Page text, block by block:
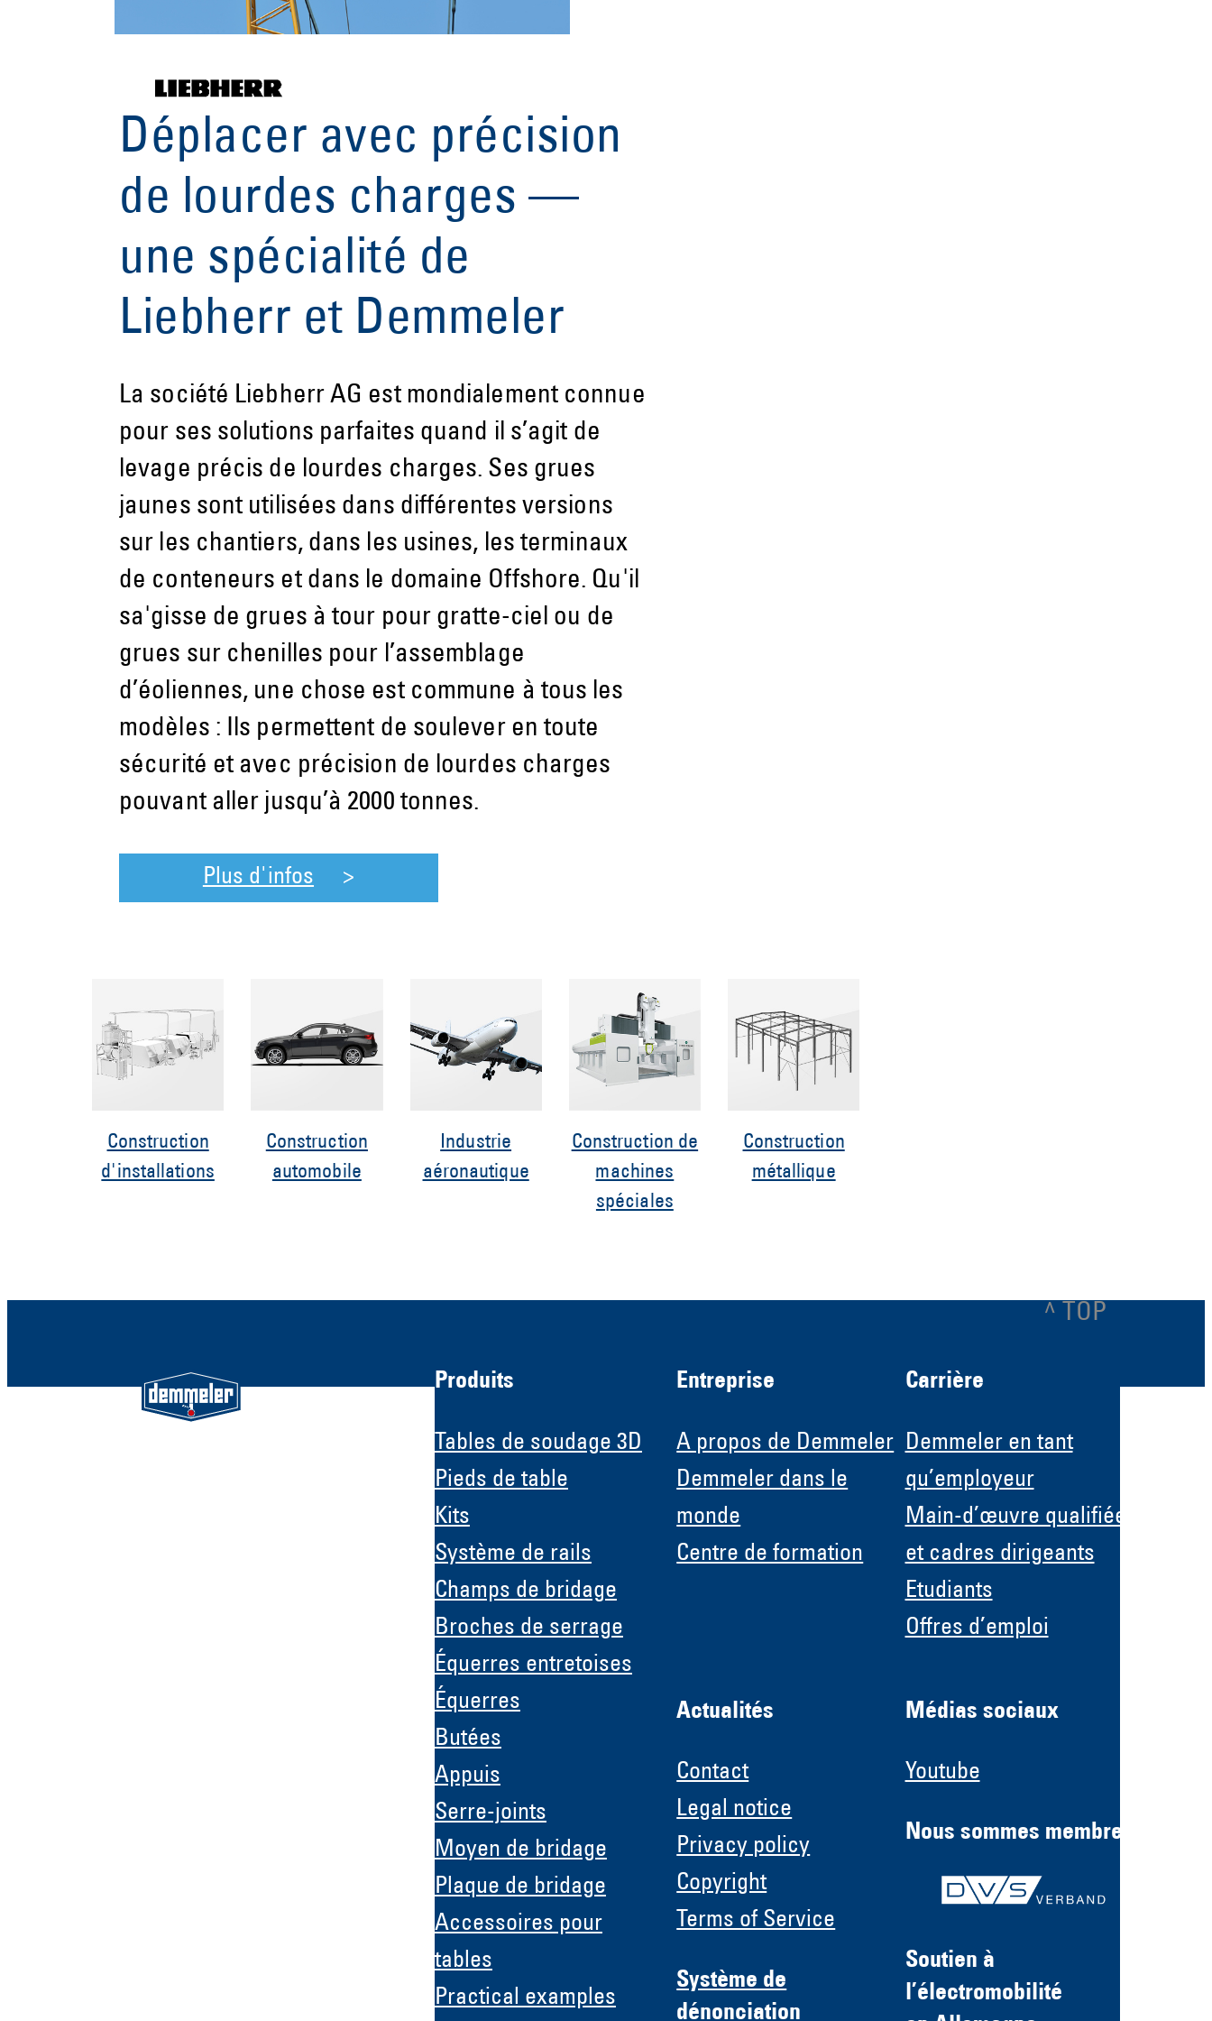
Déplacer avec précision
de lourdes charges —
une spécialité de
Liebherr et Demmeler
La société Liebherr AG est mondialement connue
pour ses solutions parfaites quand il s’agit de
levage précis de lourdes charges. Ses grues
jaunes sont utilisées dans différentes versions
sur les chantiers, dans les usines, les terminaux
de conteneurs et dans le domaine Offshore. Qu'il
sa'gisse de grues à tour pour gratte-ciel ou de
grues sur chenilles pour l’assemblage
d’éoliennes, une chose est commune à tous les
modèles : Ils permettent de soulever en toute
sécurité et avec précision de lourdes charges
pouvant aller jusqu’à 2000 tonnes.
Plus d'infos
Construction
d'installations
Construction
automobile
Industrie
aéronautique
Construction de
machines
spéciales
Construction
métallique
^ TOP
Produits
Tables de soudage 3D
Pieds de table
Kits
Système de rails
Champs de bridage
Broches de serrage
Équerres entretoises
Équerres
Butées
Appuis
Serre-joints
Moyen de bridage
Plaque de bridage
Accessoires pour
tables
Practical examples
Entreprise
A propos de Demmeler
Demmeler dans le
monde
Centre de formation
Carrière
Demmeler en tant
qu’employeur
Main-d’œuvre qualifiée
et cadres dirigeants
Etudiants
Offres d’emploi
Actualités
Contact
Legal notice
Privacy policy
Copyright
Terms of Service
Système de
dénonciation
Médias sociaux
Youtube
Nous sommes membre
Soutien à
l’électromobilité